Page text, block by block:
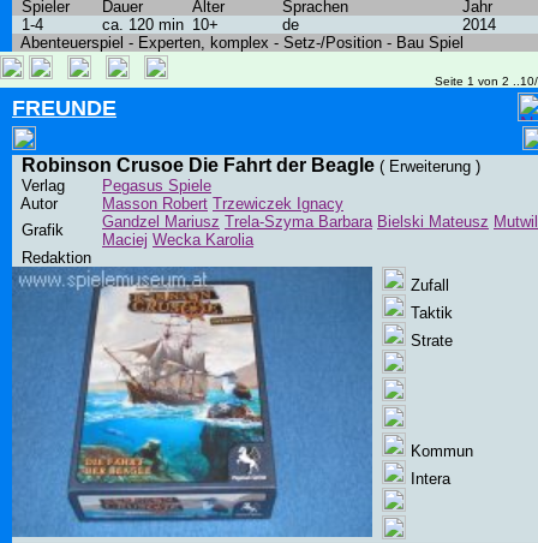
Spieler
Dauer Alter Sprachen
Jahr
1-4
ca. 120 min 10+ de
2014
Abenteuerspiel - Experten, komplex - Setz-/Position - Bau Spiel
Seite 1 von 2
FREUNDE
Robinson Crusoe Die Fahrt der Beagle ( Erweiterung )
Verlag
Pegasus Spiele
Autor
Masson Robert Trzewiczek Ignacy
Grafik
Gandzel Mariusz Trela-Szyma Barbara Bielski Mateusz Mutwil
Maciej Wecka Karolia
Redaktion
Zufall
Taktik
Strate
Kommun
Intera